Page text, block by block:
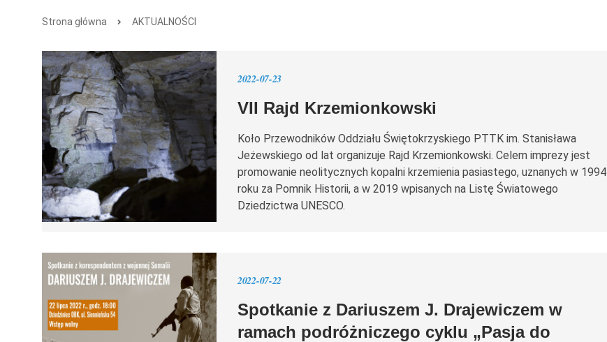
Strona główna AKTUALNOŚCI
2022-07-23
VII Rajd Krzemionkowski
Koło Przewodników Oddziału Świętokrzyskiego PTTK im. Stanisława
Jeżewskiego od lat organizuje Rajd Krzemionkowski. Celem imprezy jest
promowanie neolitycznych kopalni krzemienia pasiastego, uznanych w 1994
roku za Pomnik Historii, a w 2019 wpisanych na Listę Światowego
Dziedzictwa UNESCO.
2022-07-22
Spotkanie z Dariuszem J. Drajewiczem w
ramach podróżniczego cyklu „Pasja do